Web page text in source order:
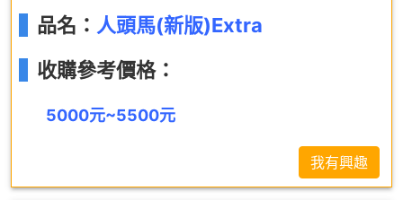
品名： 人頭馬(新版)Extra
收購參考價格：
5000元~5500元
我有興趣